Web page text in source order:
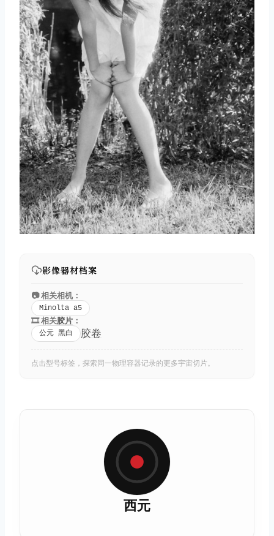
影像器材档案
📷 相关相机：
Minolta a5
🎞️ 相关胶片 ：
公元 黑白 胶卷
点击型号标签，探索同一物理容器记录的更多宇宙切片。
西元